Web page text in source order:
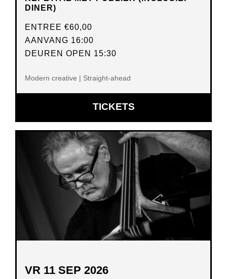
DINER)
ENTREE €60,00
AANVANG 16:00
DEUREN OPEN 15:30
Modern creative | Straight-ahead
TICKETSOPENT
IN
NIEUW
VENSTER
VR 11 SEP 2026